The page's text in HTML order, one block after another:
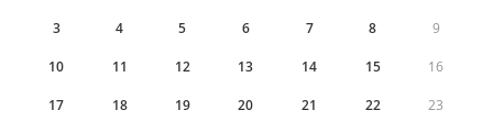
3 4 5 6 7 8 9
10 11 12 13 14 15 16
17 18 19 20 21 22 23